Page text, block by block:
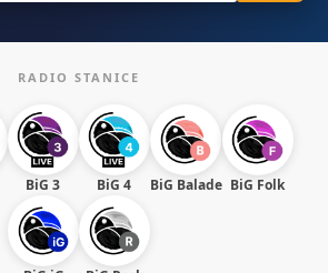
RADIO STANICE
BiG 3 BiG 4 BiG Balade BiG Folk